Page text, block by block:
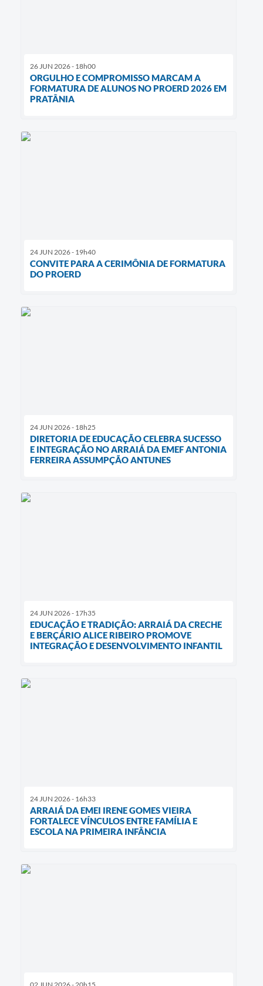
26 JUN 2026 - 18h00
ORGULHO E COMPROMISSO MARCAM A
FORMATURA DE ALUNOS NO PROERD 2026 EM
PRATÂNIA
24 JUN 2026 - 19h40
CONVITE PARA A CERIMÔNIA DE FORMATURA
DO PROERD
24 JUN 2026 - 18h25
DIRETORIA DE EDUCAÇÃO CELEBRA SUCESSO
E INTEGRAÇÃO NO ARRAIÁ DA EMEF ANTONIA
FERREIRA ASSUMPÇÃO ANTUNES
24 JUN 2026 - 17h35
EDUCAÇÃO E TRADIÇÃO: ARRAIÁ DA CRECHE
E BERÇÁRIO ALICE RIBEIRO PROMOVE
INTEGRAÇÃO E DESENVOLVIMENTO INFANTIL
24 JUN 2026 - 16h33
ARRAIÁ DA EMEI IRENE GOMES VIEIRA
FORTALECE VÍNCULOS ENTRE FAMÍLIA E
ESCOLA NA PRIMEIRA INFÂNCIA